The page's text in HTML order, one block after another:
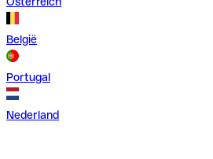
België
Portugal
Nederland